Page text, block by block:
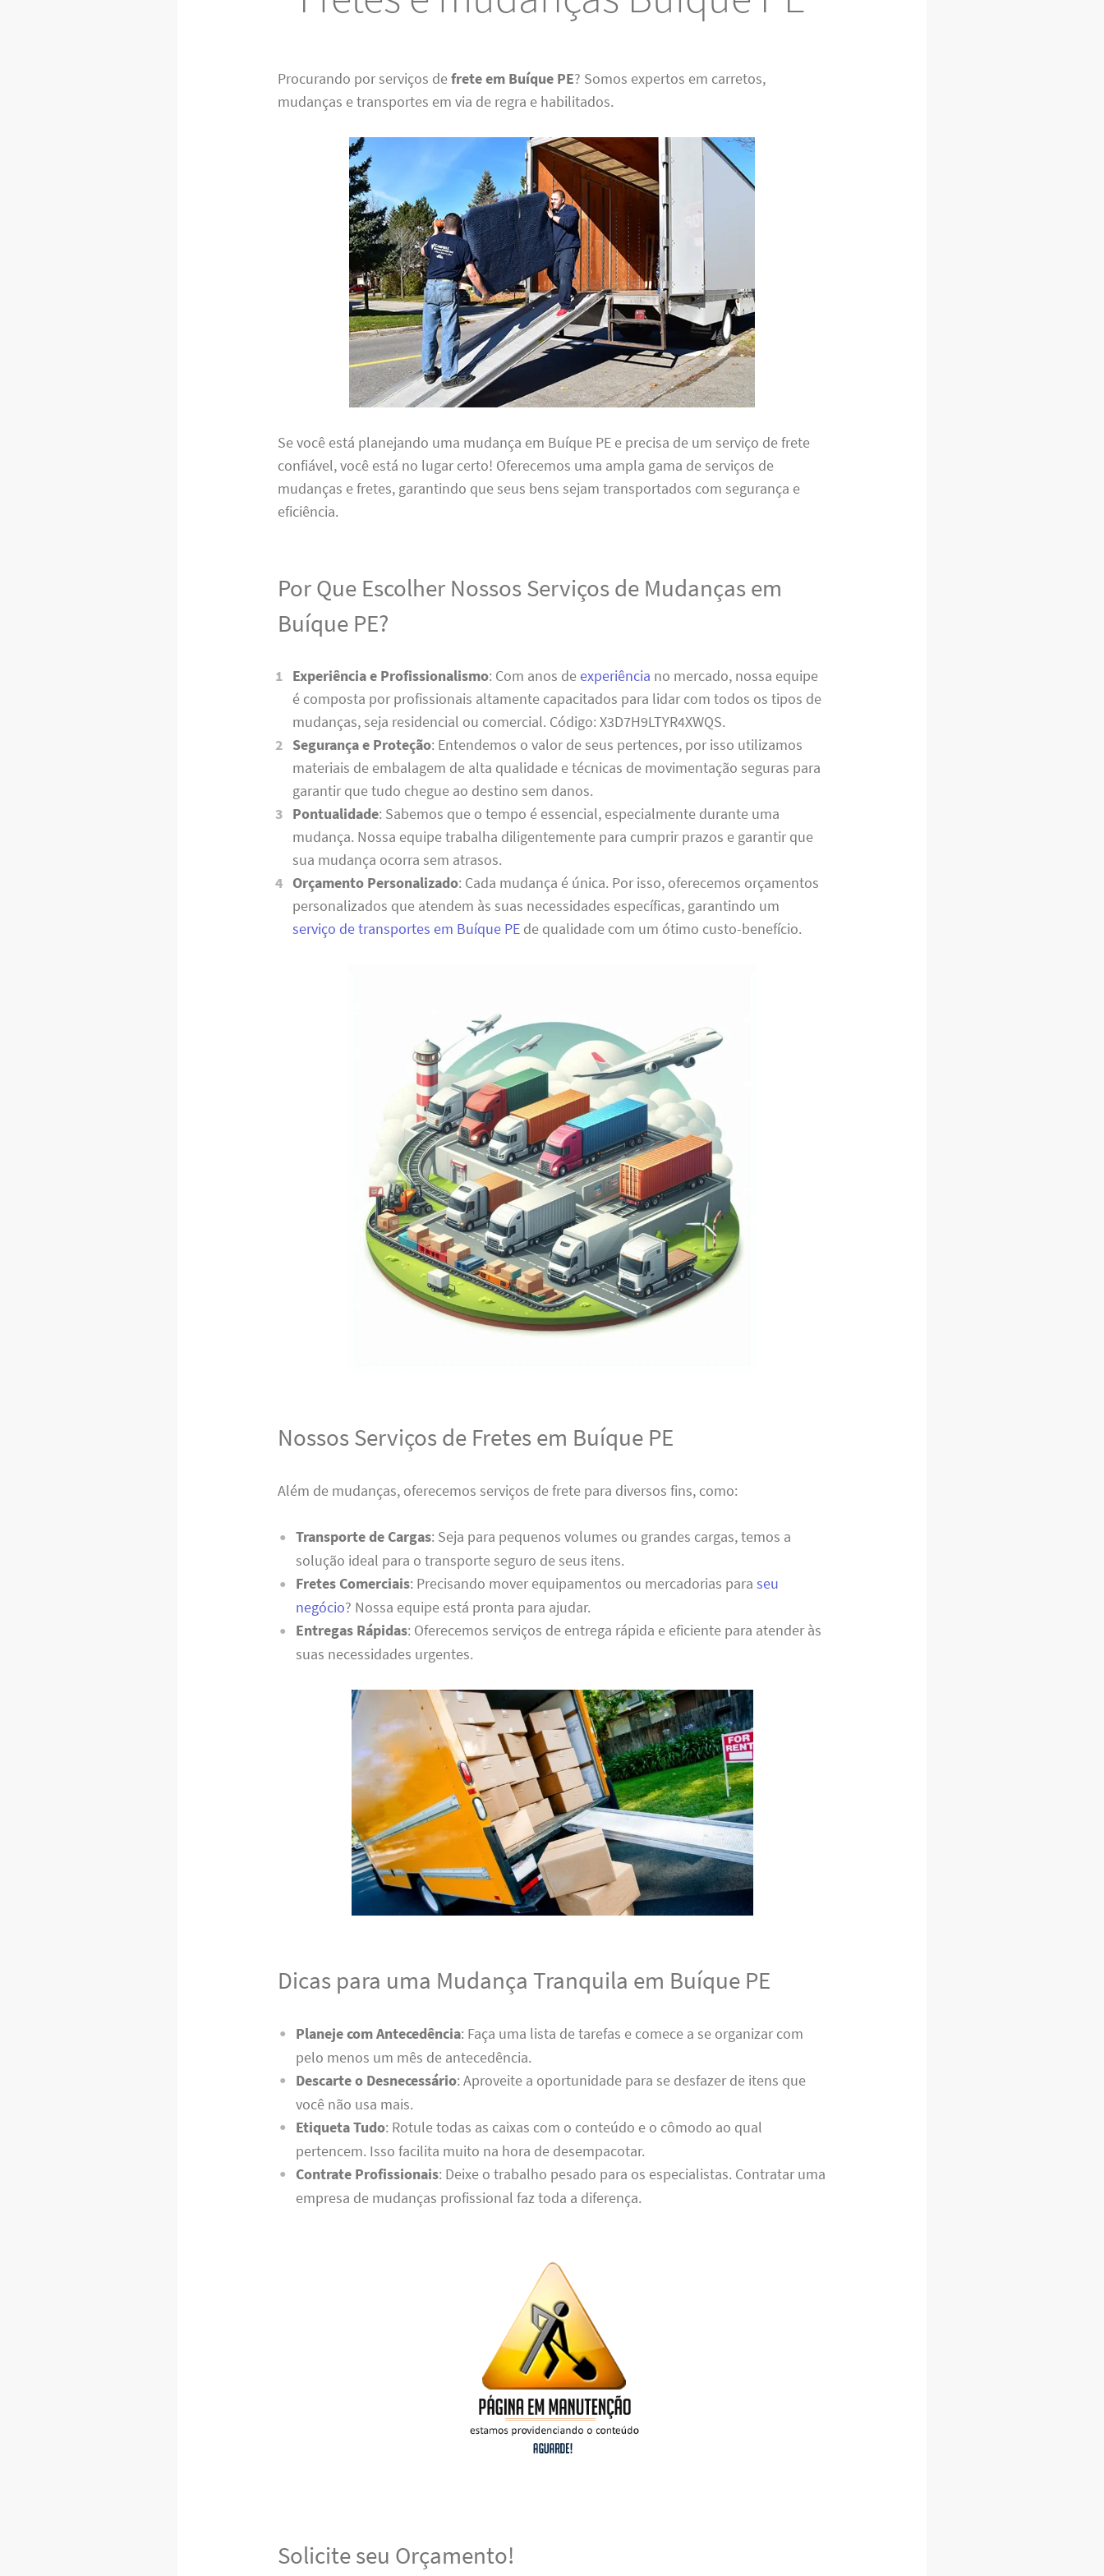
Procurando por serviços defrete em Buíque PE? Somos expertos em carretos,
mudanças e transportes em via de regra e habilitados.
Se você está planejando uma mudança em Buíque PE e precisa de um serviço de frete
confiável, você está no lugar certo! Oferecemos uma ampla gama de serviços de
mudanças e fretes, garantindo que seus bens sejam transportados com segurança e
eficiência.
Por Que Escolher Nossos Serviços de Mudanças em
Buíque PE?
Experiência e Profissionalismo: Com anos deexperiência no mercado, nossa equipe
é composta por profissionais altamente capacitados para lidar com todos os tipos de
mudanças, seja residencial ou comercial. Código: X3D7H9LTYR4XWQS.
Segurança e Proteção: Entendemos o valor de seus pertences, por isso utilizamos
materiais de embalagem de alta qualidade e técnicas de movimentação seguras para
garantir que tudo chegue ao destino sem danos.
Pontualidade: Sabemos que o tempo é essencial, especialmente durante uma
mudança. Nossa equipe trabalha diligentemente para cumprir prazos e garantir que
sua mudança ocorra sem atrasos.
Orçamento Personalizado: Cada mudança é única. Por isso, oferecemos orçamentos
personalizados que atendem às suas necessidades específicas, garantindo um
serviço de transportes em Buíque PE de qualidade com um ótimo custo-benefício.
Nossos Serviços de Fretes em Buíque PE
Além de mudanças, oferecemos serviços de frete para diversos fins, como:
Transporte de Cargas: Seja para pequenos volumes ou grandes cargas, temos a
solução ideal para o transporte seguro de seus itens.
Fretes Comerciais: Precisando mover equipamentos ou mercadorias para seu
negócio? Nossa equipe está pronta para ajudar.
Entregas Rápidas: Oferecemos serviços de entrega rápida e eficiente para atender às
suas necessidades urgentes.
Dicas para uma Mudança Tranquila em Buíque PE
Planeje com Antecedência: Faça uma lista de tarefas e comece a se organizar com
pelo menos um mês de antecedência.
Descarte o Desnecessário: Aproveite a oportunidade para se desfazer de itens que
você não usa mais.
Etiqueta Tudo: Rotule todas as caixas com o conteúdo e o cômodo ao qual
pertencem. Isso facilita muito na hora de desempacotar.
Contrate Profissionais: Deixe o trabalho pesado para os especialistas. Contratar uma
empresa de mudanças profissional faz toda a diferença.
Solicite seu Orçamento!